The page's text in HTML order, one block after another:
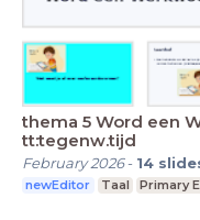
thema 5 Word een Werkwoordspecialist!
tt:tegenw.tijd
February 2026- 14
newEditor Taal Primary